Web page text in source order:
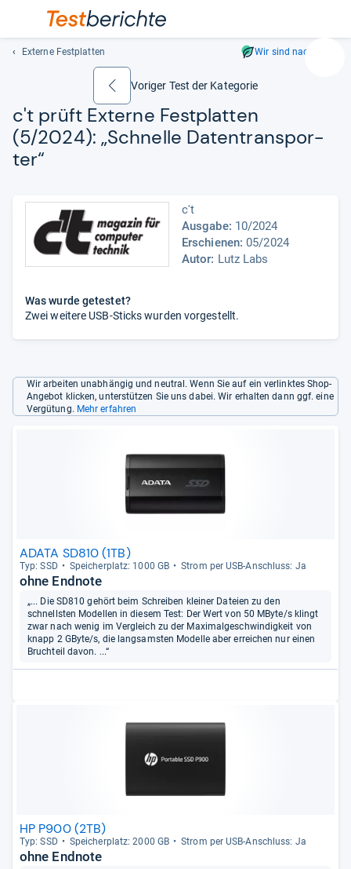
drei
Externe Festplatten Wir sind nachhaltig
c't prüft Externe Fest­plat­ten
(5/2024): „Schnelle Daten­trans­por­
ter“
zurück Voriger Test der Kategorie
c't
Ausgabe: 10/2024
Erschienen: 05/2024
Autor: Lutz Labs
Was wurde getestet?
Zwei weitere USB-Sticks wurden vorgestellt.
Wir arbeiten unabhängig und neutral. Wenn Sie auf ein verlinktes Shop-
Angebot klicken, unterstützen Sie uns dabei. Wir erhalten dann ggf. eine
Vergütung. Mehr erfahren
ADATA SD810 (1TB)
Typ: SSD Spei­cher­platz: 1000 GB Strom per USB-​Anschluss: Ja
ohne Endnote
„... Die SD810 gehört beim Schreiben kleiner Dateien zu den
schnellsten Modellen in diesem Test: Der Wert von 50 MByte/s klingt
zwar nach wenig im Vergleich zu der Maximalgeschwindigkeit von
knapp 2 GByte/s, die langsamsten Modelle aber erreichen nur einen
Bruchteil davon. ...“
HP P900 (2TB)
Typ: SSD Spei­cher­platz: 2000 GB Strom per USB-​Anschluss: Ja
ohne Endnote